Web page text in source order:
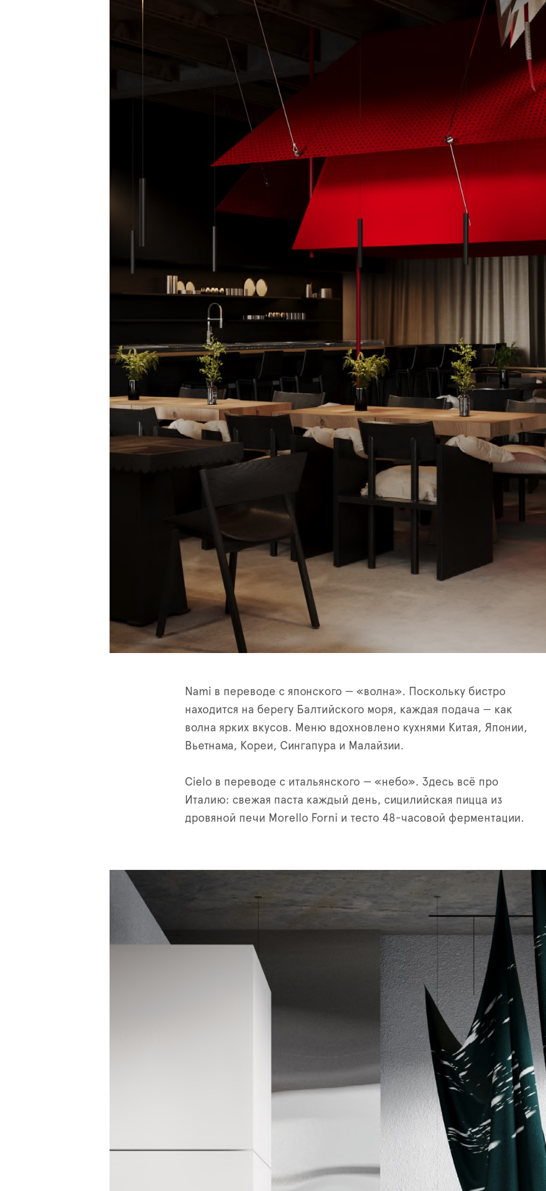
Nami в переводе с японского — «волна». Поскольку бистро
находится на берегу Балтийского моря, каждая подача — как
волна ярких вкусов. Меню вдохновлено кухнями Китая, Японии,
Вьетнама, Кореи, Сингапура и Малайзии.
Cielo в переводе с итальянского — «небо». Здесь всё про
Италию: свежая паста каждый день, сицилийская пицца из
дровяной печи Morello Forni и тесто 48-часовой ферментации.